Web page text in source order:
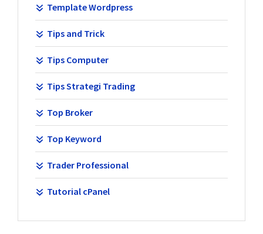
Template Wordpress
Tips and Trick
Tips Computer
Tips Strategi Trading
Top Broker
Top Keyword
Trader Professional
Tutorial cPanel